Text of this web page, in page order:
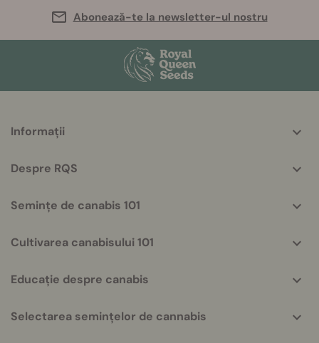
Abonează-te la newsletter-ul nostru
helpful
Informații
Despre RQS
Semințe de canabis 101
Cultivarea canabisului 101
Educație despre canabis
Selectarea semințelor de cannabis